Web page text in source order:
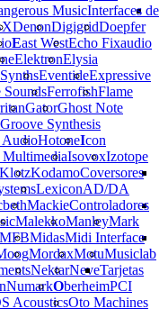
Music
DenonDigigridDoepfer
East WestEcho Fix
ElektronElysia
EventideExpressive
SoundsFerrofishFlame
GatorGhost Note
Groove Synthesis
HotoneIcon
IsovoxIzotope
KlotzKodamo
Lexicon
Mackie
MalekkoManleyMark
MFBMidas
MordaxMotuMusiclab
NektarNeve
NumarkOberheim
AcousticsOto Machines
Interfaces de
audio
Coversores
AD/DA
Controladores
Midi Interface
Tarjetas
PCI